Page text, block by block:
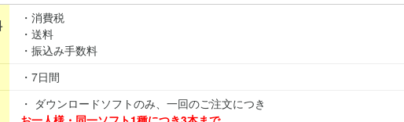
・消費税
・送料
・振込み手数料
・7日間
・ ダウンロードソフトのみ、一回のご注文につき